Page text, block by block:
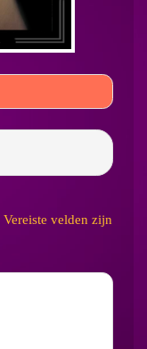
Vereiste velden zijn